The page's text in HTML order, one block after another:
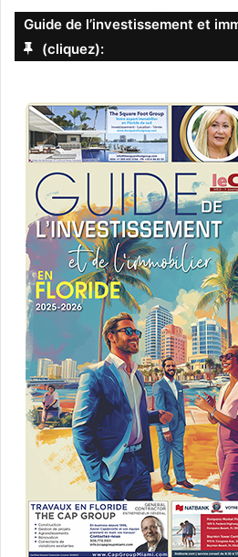
Florian Dauny, avocat
Abbé Marc Vernoy
Fraternité Saint Pie X
St
Guide de l’investissement et
(cliquez):